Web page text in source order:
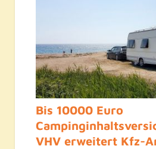
Bis 10000 Euro
VHV erweitert Kfz-